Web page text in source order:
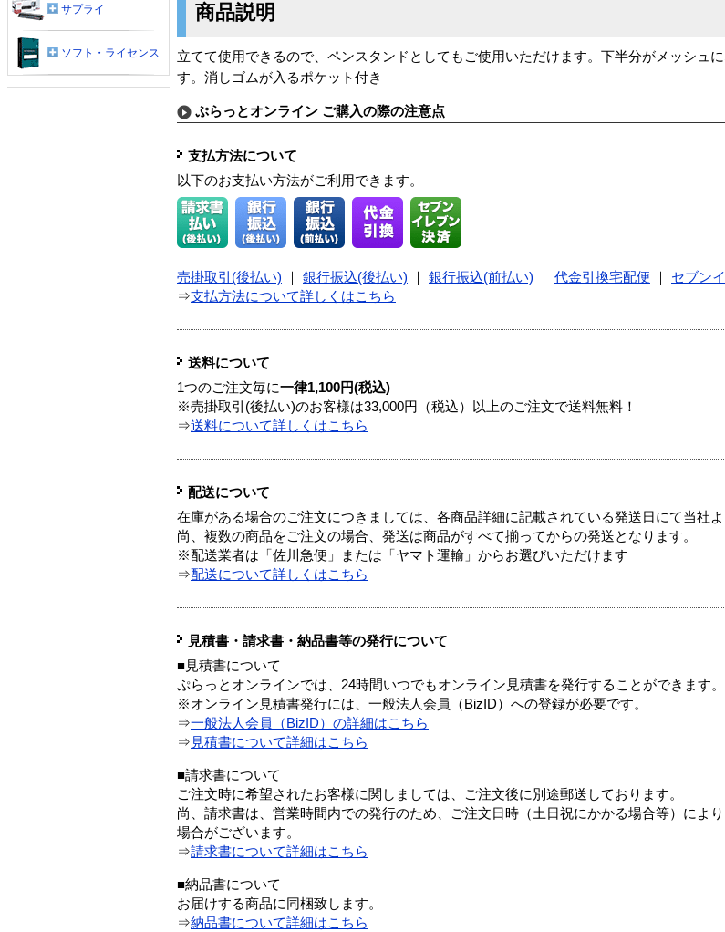
商品説明
立てて使用できるので、ペンスタンドとしてもご使用いただけます。下半分がメッシュ
す。消しゴムが入るポケット付き
ぷらっとオンライン ご購入の際の注意点
支払方法について
以下のお支払い方法がご利用できます。
売掛取引(後払い) 銀行振込(後払い) 銀行振込(前払い) 代金引換宅配便
セブン
⇒支払方法について詳しくはこちら
送料について
1つのご注文毎に一律1,100円(税込)
※売掛取引(後払い)のお客様は33,000円（税込）以上のご注文で送料無料！
⇒送料について詳しくはこちら
配送について
在庫がある場合のご注文につきましては、各商品詳細に記載されている発送日にて当社よ
尚、複数の商品をご注文の場合、発送は商品がすべて揃ってからの発送となります。
※配送業者は「佐川急便」または「ヤマト運輸」からお選びいただけます
⇒配送について詳しくはこちら
見積書・請求書・納品書等の発行について
■見積書について
ぷらっとオンラインでは、24時間いつでもオンライン見積書を発行することができます。
※オンライン見積書発行には、一般法人会員（BizID）への登録が必要です。
⇒一般法人会員（BizID）の詳細はこちら
⇒ 見積書について詳細はこちら
■請求書について
ご注文時に希望されたお客様に関しましては、ご注文後に別途郵送しております。
尚、請求書は、営業時間内での発行のため、ご注文日時（土日祝にかかる場合等）によ
場合がございます。
⇒請求書について詳細はこちら
■納品書について
お届けする商品に同梱致します。
⇒納品書について詳細はこちら
サプライ
ソフト・ライセンス